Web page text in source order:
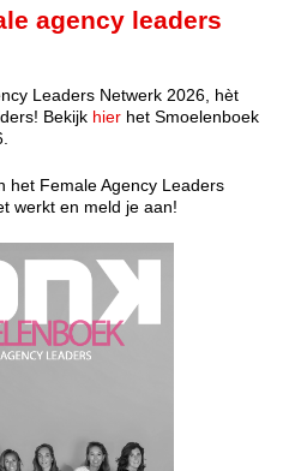
agency leaders
Leaders Netwerk 2026, hèt
Bekijk hier het Smoelenboek
het Female Agency Leaders
werkt en meld je aan!